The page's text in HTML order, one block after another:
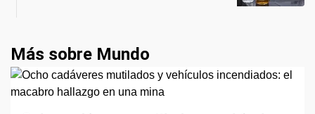
Más sobre Mundo